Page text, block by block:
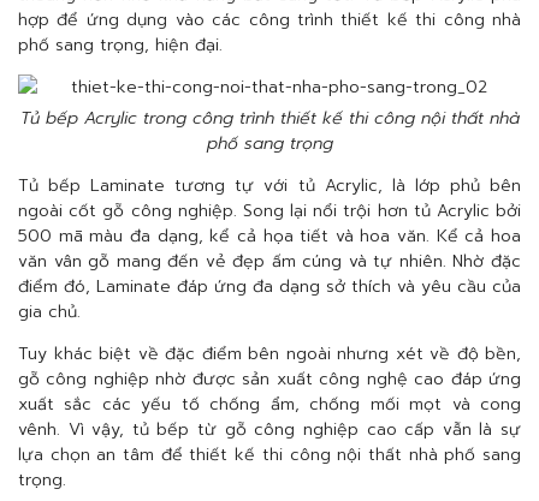
hợp để ứng dụng vào các công trình thiết kế thi công nhà
phố sang trọng, hiện đại.
Tủ bếp Acrylic trong công trình thiết kế thi công nội thất nhà
phố sang trọng
Tủ bếp Laminate tương tự với tủ Acrylic, là lớp phủ bên
ngoài cốt gỗ công nghiệp. Song lại nổi trội hơn tủ Acrylic bởi
500 mã màu đa dạng, kể cả họa tiết và hoa văn. Kể cả hoa
văn vân gỗ mang đến vẻ đẹp ấm cúng và tự nhiên. Nhờ đặc
điểm đó, Laminate đáp ứng đa dạng sở thích và yêu cầu của
gia chủ.
Tuy khác biệt về đặc điểm bên ngoài nhưng xét về độ bền,
gỗ công nghiệp nhờ được sản xuất công nghệ cao đáp ứng
xuất sắc các yếu tố chống ẩm, chống mối mọt và cong
vênh. Vì vậy, tủ bếp từ gỗ công nghiệp cao cấp vẫn là sự
lựa chọn an tâm để thiết kế thi công nội thất nhà phố sang
trọng.